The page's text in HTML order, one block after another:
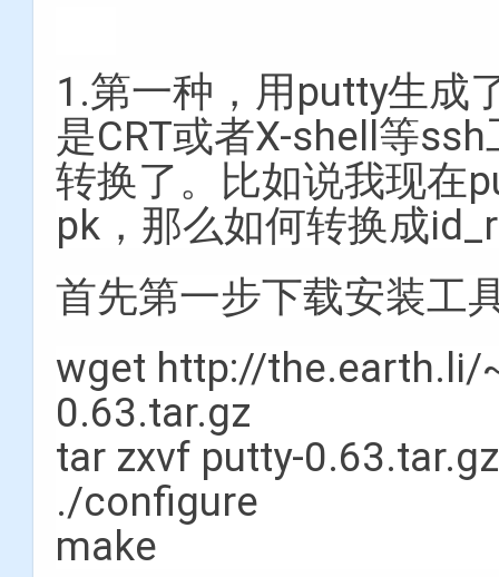
1.第一种，用putty生成
是CRT或者X-shell等
转换了。比如说我现在
pk，那么如何转换成
首先第一步下载安装工
wget http://
0.63.tar.gz
tar zxvf putty-
./configure
make